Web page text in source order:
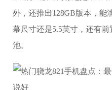
外，还推出128GB版本，能
幕尺寸还是5.5英寸，还有
池。